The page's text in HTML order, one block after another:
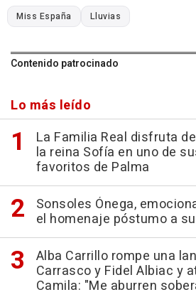
Miss España Lluvias
Contenido patrocinado
Lo más leído
La Familia Real disfruta
la reina Sofía en uno de
favoritos de Palma
Sonsoles Ónega,
el homenaje póstumo a
Alba Carrillo rompe una
Carrasco y Fidel Albiac y
Camila: "Me aburren